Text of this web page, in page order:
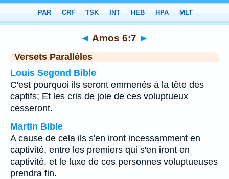
Chapitre 6> Verset 7
◄ Amos 6:7 ►
Versets Parallèles
Louis Segond Bible
C'est pourquoi ils seront emmenés à la tête des
captifs; Et les cris de joie de ces voluptueux
cesseront.
Martin Bible
A cause de cela ils s'en iront incessamment en
captivité, entre les premiers qui s'en iront en
captivité, et le luxe de ces personnes voluptueuses
prendra fin.